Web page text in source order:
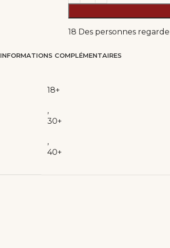
18 Des personnes
INFORMATIONS COMPLÉMENTAIRES
18+
,
30+
,
40+